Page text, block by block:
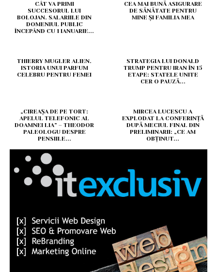
CÂT VA PRIMI
SUCCESORUL LUI
BOLOJAN. SALARIILE DIN
DOMENIUL PUBLIC
ÎNCEPÂND CU 1 IANUARIE...
CEA MAI BUNĂ ASIGURARE
DE SĂNĂTATE PENTRU
MINE ȘI FAMILIA MEA
THIERRY MUGLER ALIEN.
ISTORIA UNUI PARFUM
CELEBRU PENTRU FEMEI
STRATEGIA LUI DONALD
TRUMP PENTRU IRAN ÎN 15
ETAPE: STATELE UNITE
CER O PAUZĂ...
„CIREAȘA DE PE TORT:
APELUL TELEFONIC AL
DOAMNEI LIA” – THEODOR
PALEOLOGU DESPRE
PENSIILE...
MIRCEA LUCESCU A
EXPLODAT LA CONFERINȚĂ
DUPĂ MECIUL FINAL DIN
PRELIMINARII: „CE AM
OBȚINUT...